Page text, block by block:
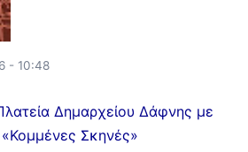
- 10:48
Δημαρχείου Δάφνης με
Σκηνές»